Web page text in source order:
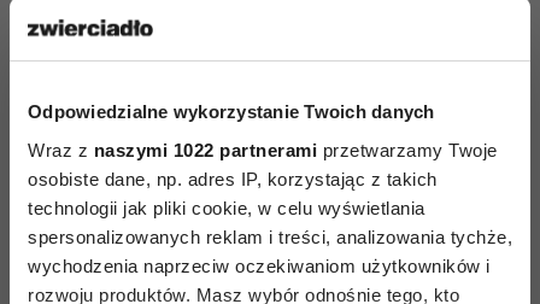
Odpowiedzialne wykorzystanie Twoich danych
Wraz z naszymi 1022 partnerami przetwarzamy Twoje
osobiste dane, np. adres IP, korzystając z takich
technologii jak pliki cookie, w celu wyświetlania
spersonalizowanych reklam i treści, analizowania tychże,
wychodzenia naprzeciw oczekiwaniom użytkowników i
rozwoju produktów. Masz wybór odnośnie tego, kto
i wzmacnia naczynia krwionośne. Kwas
Flawonoidy zapobiegają przedwczesnemu
starzeniu się skóry, a fitohormony dbają, by była
jędrna i napięta. Cytryna działa również
znakomicie na włosy, dodaje im blasku, reguluje
aktywność gruczołów łojowych, a także
wzmacnia włosy łamliwe i pozbawione energii.